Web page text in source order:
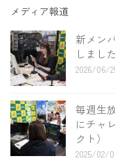
メディア報道
新メン
しまし
2026/06/
毎週生
にチャ
クト）
2025/02/